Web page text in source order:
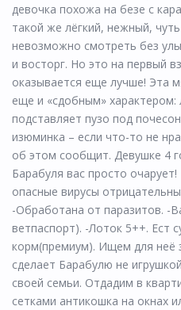
девочка похожа на безе с
такой же лёгкий, нежный,
невозможно смотреть без
и восторг. Но это на первый
оказывается еще лучше! Эта
еще и «сдобным» характером:
подставляет пузо под
изюминка – если что-то не
об этом сообщит. Девушке 4
Барабуля вас просто
опасные вирусы
-Обработана от паразитов. -
ветпаспорт). -Лоток 5++. Ест
корм(премиум). Ищем для неё
сделает Барабулю не
своей семьи. Отдадим в
сетками антикошка на окнах